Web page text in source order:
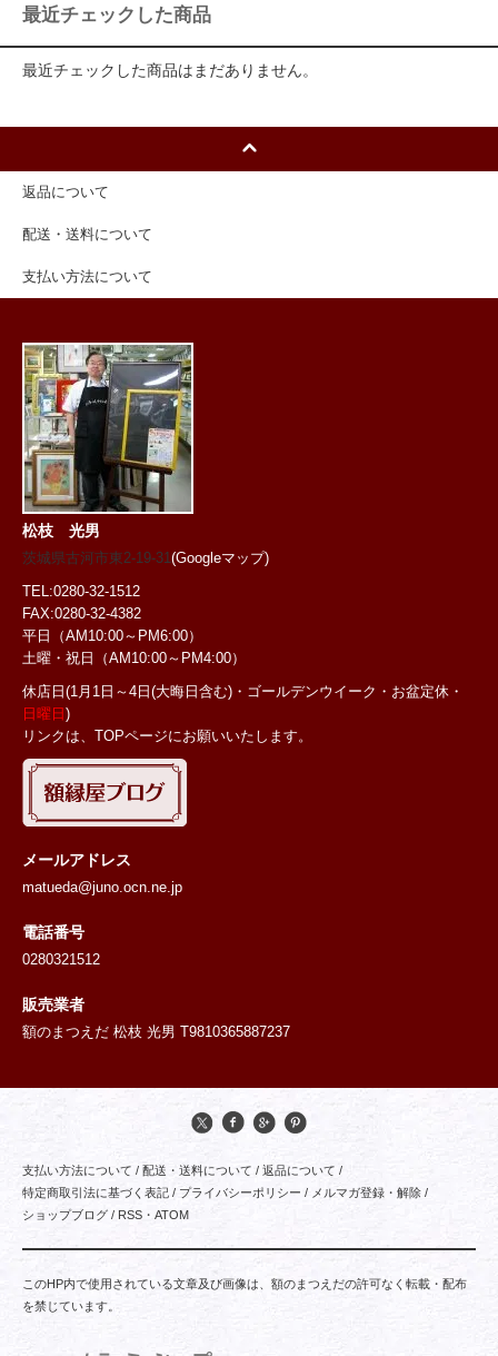
最近チェックした商品
最近チェックした商品はまだありません。
返品について
配送・送料について
支払い方法について
松枝 光男
茨城県古河市東2-19-31(Googleマップ)
TEL:0280-32-1512
FAX:0280-32-4382
平日（AM10:00～PM6:00）
土曜・祝日
（AM10:00～PM4:00）
休店日(1月1日～4日(大晦日含む)・ゴールデンウイーク・お盆定休・
日曜日 )
リンクは、TOPページにお願いいたします。
メールアドレス
matueda@juno.ocn.ne.jp
電話番号
0280321512
販売業者
額のまつえだ 松枝 光男 T9810365887237
支払い方法について / 配送・送料について / 返品について /
特定商取引法に基づく表記 / プライバシーポリシー / メルマガ登録・解除 /
ショップブログ / RSS ・ ATOM
このHP内で使用されている文章及び画像は、額のまつえだの許可なく転載・配布
を禁じています。